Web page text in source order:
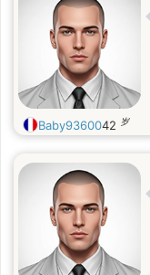
Baby9360042 岁